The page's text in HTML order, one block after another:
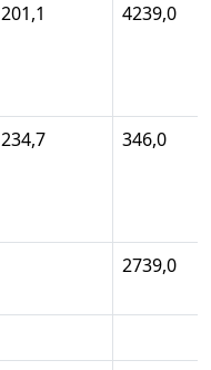
201,1 4239,0
234,7 346,0
2739,0